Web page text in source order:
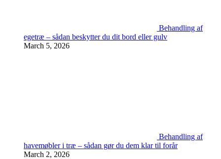
Behandling af
egetræ – sådan beskytter du dit bord eller gulv
March 5, 2026
Behandling af
havemøbler i træ – sådan gør du dem klar til forår
March 2, 2026